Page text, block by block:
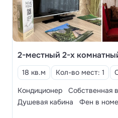
2-местный 2-х
18 кв.м
Кол-во мест: 1
Кондиционер
Собственная
Душевая кабина
Фен в